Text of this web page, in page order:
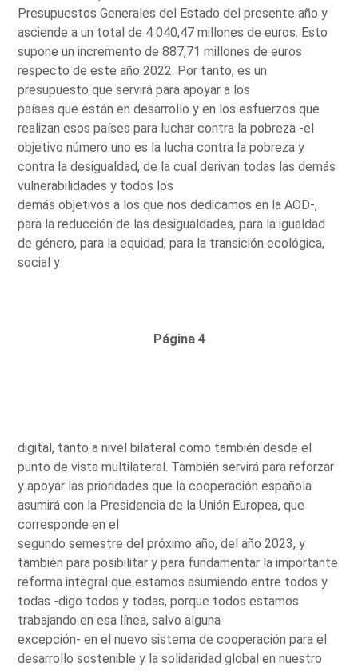
Presupuestos Generales del Estado del presente año y
asciende a un total de 4 040,47 millones de euros. Esto
supone un incremento de 887,71 millones de euros
respecto de este año 2022. Por tanto, es un
presupuesto que servirá para apoyar a los
países que están en desarrollo y en los esfuerzos que
realizan esos países para luchar contra la pobreza -el
objetivo número uno es la lucha contra la pobreza y
contra la desigualdad, de la cual derivan todas las demás
vulnerabilidades y todos los
demás objetivos a los que nos dedicamos en la AOD-,
para la reducción de las desigualdades, para la igualdad
de género, para la equidad, para la transición ecológica,
social y
Página 4
digital, tanto a nivel bilateral como también desde el
punto de vista multilateral. También servirá para reforzar
y apoyar las prioridades que la cooperación española
asumirá con la Presidencia de la Unión Europea, que
corresponde en el
segundo semestre del próximo año, del año 2023, y
también para posibilitar y para fundamentar la importante
reforma integral que estamos asumiendo entre todos y
todas -digo todos y todas, porque todos estamos
trabajando en esa línea, salvo alguna
excepción- en el nuevo sistema de cooperación para el
desarrollo sostenible y la solidaridad global en nuestro